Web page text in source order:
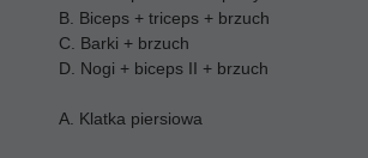
B. Biceps + triceps + brzuch
C. Barki + brzuch
D. Nogi + biceps II + brzuch
A. Klatka piersiowa